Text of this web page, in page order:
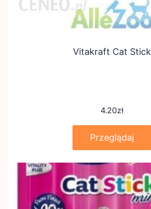
Vitakraft Cat Stick
4.20zł
Przeglądaj